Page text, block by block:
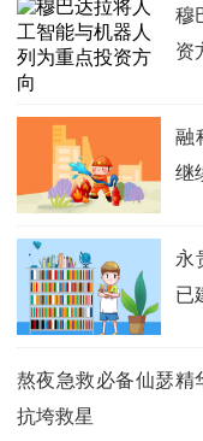
穆
资
融
继
永
已
熬夜急救必备仙瑟精
抗垮救星